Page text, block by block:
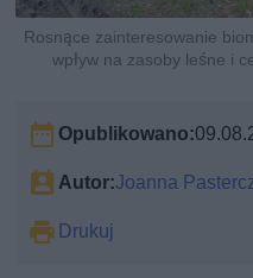
Rosnące zainteresowanie
wpływ na zasoby leśne i
Opublikowano:
Autor:Joanna
Drukuj